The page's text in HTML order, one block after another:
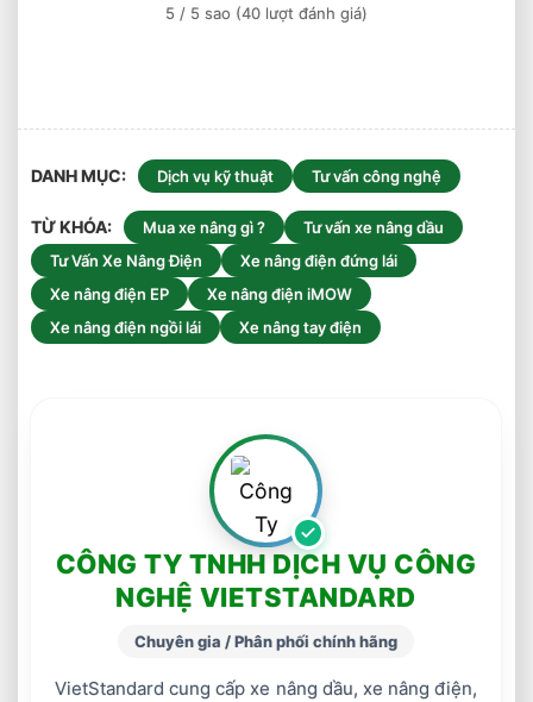
5 / 5 sao (40 lượt đánh giá)
DANH MỤC Dịch vụ kỹ thuật Tư vấn công nghệ
TỪ KHÓA Mua xe nâng gì ?
Tư vấn xe nâng dầu
Tư Vấn Xe Nâng Điện
Xe nâng điện đứng lái
Xe nâng điện EP
Xe nâng điện iMOW
Xe nâng điện ngồi lái
Xe nâng tay điện
CÔNG TY TNHH DỊCH VỤ CÔNG
NGHỆ VIETSTANDARD
Chuyên gia / Phân phối chính hãng
VietStandard cung cấp xe nâng dầu, xe nâng điện,